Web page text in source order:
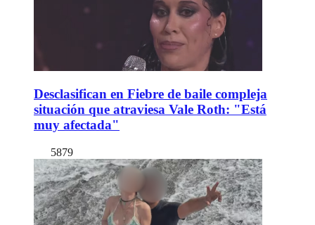
Desclasifican en Fiebre de baile compleja
situación que atraviesa Vale Roth: "Está
muy afectada"
5879